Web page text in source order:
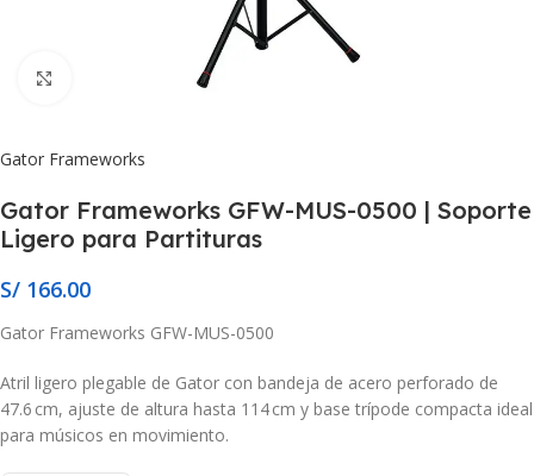
Gator Frameworks
Gator Frameworks GFW-MUS-0500 | Soporte
Ligero para Partituras
S/ 166.00
Gator Frameworks GFW-MUS-0500
Atril ligero plegable de Gator con bandeja de acero perforado de
47.6 cm, ajuste de altura hasta 114 cm y base trípode compacta ideal
para músicos en movimiento.